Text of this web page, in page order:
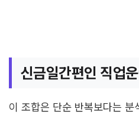
신금일간편인 직업
이 조합은 단순 반복보다는